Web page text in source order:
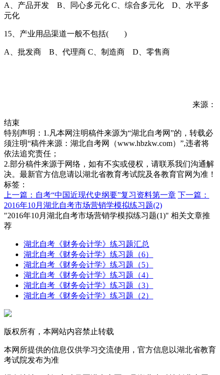
A、产品开发 B、同心多元化 C、综合多元化 D、水平多
元化
15、产业用品渠道一般不包括( )
A、批发商 B、代理商 C、制造商 D、零售商
来源：
结束
特别声明：1.凡本网注明稿件来源为“湖北自考网”的，转载必
须注明“稿件来源：湖北自考网（www.hbzkw.com）”,违者将
依法追究责任；
2.部分稿件来源于网络，如有不实或侵权，请联系我们沟通解
决。最新官方信息请以湖北省教育考试院及各教育官网为准！
标签：
上一篇：自考“中国近现代史纲要”复习资料第一章 下一篇：
2016年10月湖北自考市场营销学模拟练习题(2)
"2016年10月湖北自考市场营销学模拟练习题(1)" 相关文章推
荐
湖北自考《财务会计学》练习题汇总
湖北自考《财务会计学》练习题（6）
湖北自考《财务会计学》练习题（5）
湖北自考《财务会计学》练习题（4）
湖北自考《财务会计学》练习题（3）
湖北自考《财务会计学》练习题（2）
版权所有，本网站内容禁止转载
本网所提供的信息仅供学习交流使用，官方信息以湖北省教育
考试院发布为准